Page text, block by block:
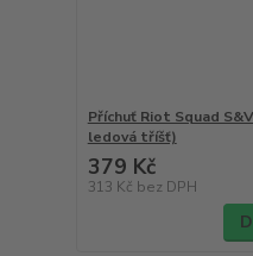
Příchuť Riot Squad
ledová tříšť)
379 Kč
313 Kč bez DPH